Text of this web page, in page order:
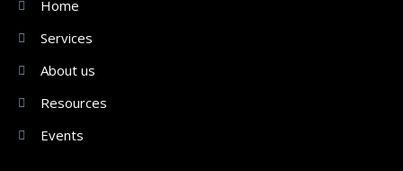
Home
Services
About us
Resources
Events